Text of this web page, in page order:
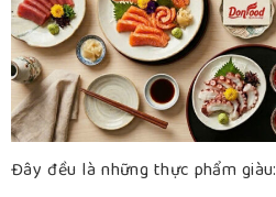
Đây đều là những thực phẩm giàu: